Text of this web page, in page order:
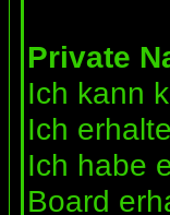
Private
Ich kann
Ich
Ich habe
Board